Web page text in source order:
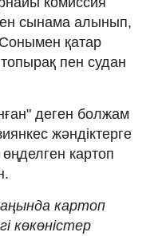
сынама алынып,
қатар
пен судан
деген болжам
жәндіктерге
картоп
картоп
көкөністер